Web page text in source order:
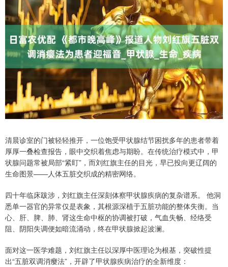
清晨诊室的门被轻轻推开，一位饱受甲状腺结节困扰多年的患者带着
厚厚一叠检查报告，眼中交织着焦虑与期盼。在传统治疗模式中，甲
状腺问题常被局部“紧盯”，而刘红旗主任的目光，早已投向更辽阔的
生命图景——人体五脏交织成的精密网络。
四十年临床跋涉，刘红旗主任深刻体察甲状腺疾病的复杂谱系。 他洞
悉单一器官的异常仅是表象，其根源深植于五脏功能的整体失衡。当
心、肝、脾、肺、肾这生命中枢的协调被打破，气血失畅、经络受
阻、阴阳失调便如暗流涌动，终在甲状腺掀起波澜。
面对这一医学难题，刘红旗主任以深厚中医理论为根基，突破性提
出“五脏双调消瘿法”，开辟了甲状腺疾病治疗的全新维度：